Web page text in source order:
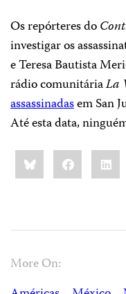
Os repórteres do
investigar os
e Teresa Bautista
rádio comunitáriaLa
assassinadasem San
Até esta data,
Share
this:BlueskyFacebook
More On: